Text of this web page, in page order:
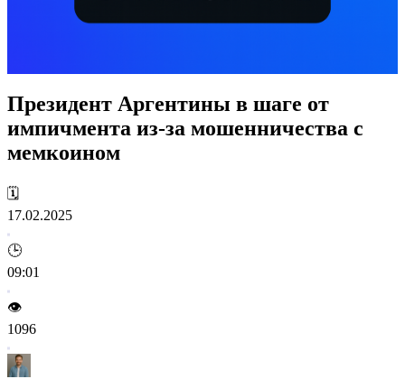
Президент Аргентины в шаге от
импичмента из-за мошенничества с
мемкоином
🗓️
17.02.2025
🕒
09:01
👁️
1096